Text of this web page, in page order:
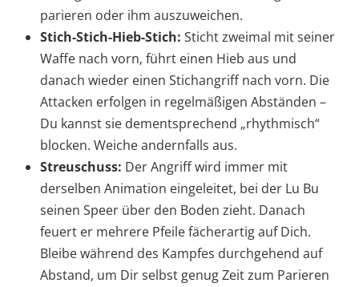
parieren oder ihm auszuweichen.
Stich-Stich-Hieb-Stich: Sticht zweimal mit seiner
Waffe nach vorn, führt einen Hieb aus und
danach wieder einen Stichangriff nach vorn. Die
Attacken erfolgen in regelmäßigen Abständen –
Du kannst sie dementsprechend „rhythmisch“
blocken. Weiche andernfalls aus.
Streuschuss: Der Angriff wird immer mit
derselben Animation eingeleitet, bei der Lu Bu
seinen Speer über den Boden zieht. Danach
feuert er mehrere Pfeile fächerartig auf Dich.
Bleibe während des Kampfes durchgehend auf
Abstand, um Dir selbst genug Zeit zum Parieren